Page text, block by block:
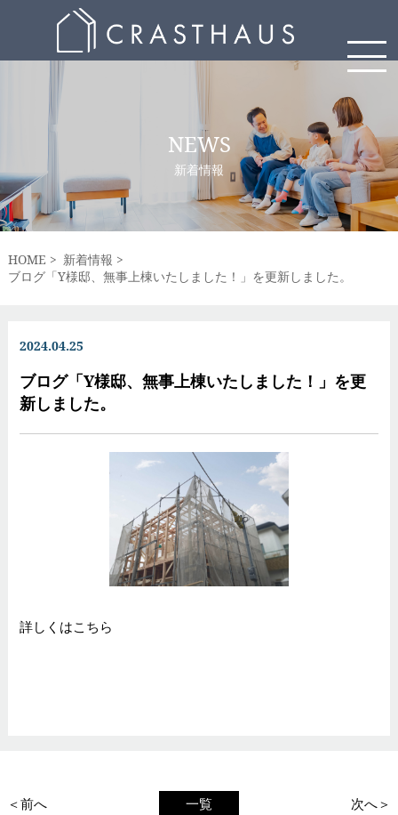
NEWS
新着情報
HOME
新着情報
ブログ「Y様邸、無事上棟いたしました！」を更新しました。
2024.04.25
ブログ「Y様邸、無事上棟いたしました！」を更
新しました。
詳しくはこちら
一覧
＜前へ 次へ＞